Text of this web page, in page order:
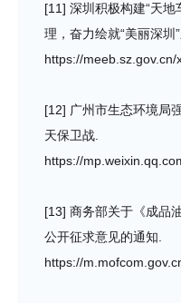
[11] 深圳积极构建“天
理，奋力绘就“美丽深圳”
https://
[12] 广州市生态环境局
天保卫战.
https://
[13] 商务部关于《成品
公开征求意见的通知.
https://